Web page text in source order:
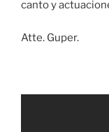
canto y
Atte. Guper.